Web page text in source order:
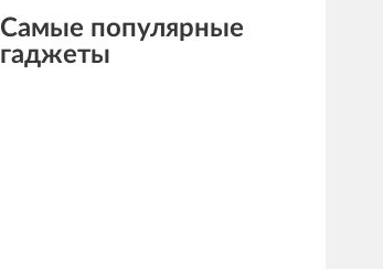
Самые популярные
гаджеты